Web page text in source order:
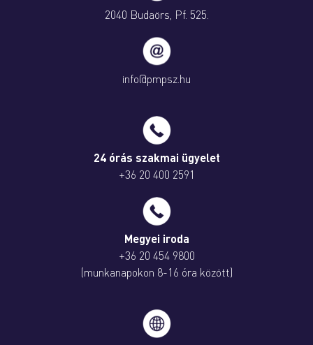
2040 Budaörs, Pf. 525.
info@pmpsz.hu
24 órás szakmai ügyelet
+36 20 400 2591
Megyei iroda
+36 20 454 9800
(munkanapokon 8-16 óra között)